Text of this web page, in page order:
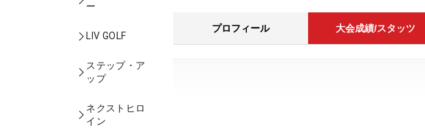
ー
LIV GOLF
ステップ・ア
ップ
ネクストヒロ
イン
プロフィール 大会成績/スタッツ